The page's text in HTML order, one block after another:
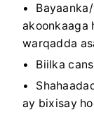
akoonkaaga
warqadda
Biilka
ay bixisay